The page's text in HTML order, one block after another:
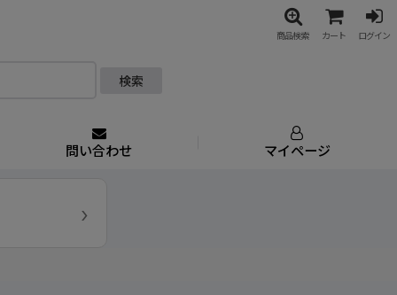
商品検索 カート ログイン
検索
問い合わせ マイページ
›